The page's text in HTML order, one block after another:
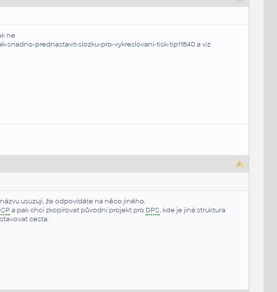
ne
snadno-prednastavit-slozku-pro-vykreslovani-tisk-tip11840 a viz
usuzuji, že odpovídáte na něco jiného.
a pak chci zkopírovat původní projekt pro DPS, kde je jiná struktura
cesta.